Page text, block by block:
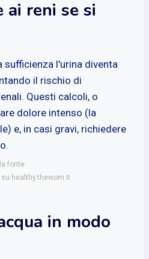
ai reni se si
sufficienza l'urina diventa
il rischio di
Questi calcoli, o
dolore intenso (la
e, in casi gravi, richiedere
fonte
healthy.thewom.it
in modo